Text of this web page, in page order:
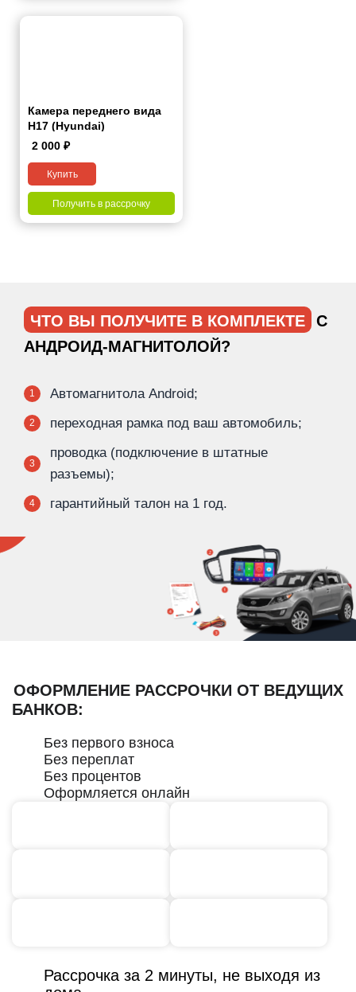
Камера переднего вида
H17 (Hyundai)
2 000 ₽
Купить
Получить в рассрочку
ЧТО ВЫ ПОЛУЧИТЕ В КОМПЛЕКТЕ
С
АНДРОИД-МАГНИТОЛОЙ?
1 Автомагнитола Android;
2 переходная рамка под ваш автомобиль;
3
проводка (подключение в штатные
разъемы);
4 гарантийный талон на 1 год.
ОФОРМЛЕНИЕ РАССРОЧКИ ОТ ВЕДУЩИХ
БАНКОВ:
Без первого взноса
Без переплат
Без процентов
Оформляется онлайн
Рассрочка за 2 минуты, не выходя из